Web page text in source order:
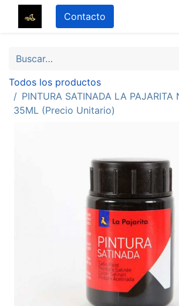
Contacto
Todos los productos
PINTURA SATINADA LA PAJARITA
35ML (Precio Unitario)